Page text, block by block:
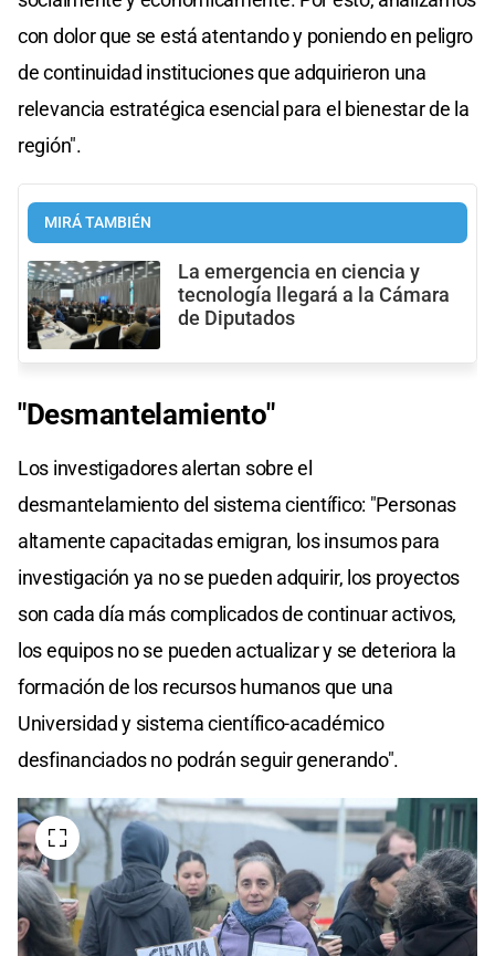
con dolor que se está atentando y poniendo en peligro
de continuidad instituciones que adquirieron una
relevancia estratégica esencial para el bienestar de la
región".
MIRÁ TAMBIÉN
La emergencia en ciencia y
tecnología llegará a la Cámara
de Diputados
"Desmantelamiento"
Los investigadores alertan sobre el
desmantelamiento del sistema científico: "Personas
altamente capacitadas emigran, los insumos para
investigación ya no se pueden adquirir, los proyectos
son cada día más complicados de continuar activos,
los equipos no se pueden actualizar y se deteriora la
formación de los recursos humanos que una
Universidad y sistema científico-académico
desfinanciados no podrán seguir generando".